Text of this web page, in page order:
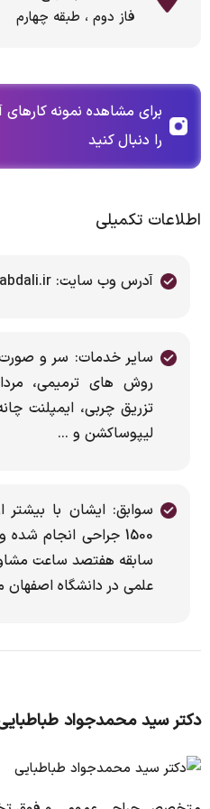
فاز دوم ، طبقه چهارم
برای مشاهده نمونه کارهای
را دنبال کنید
اطلاعات تکمیلی
آدرس وب سایت: www.drhosseinabdali.ir
سایر خدمات: سر و
روش های ترمیمی،
تزریق چربی، ایمپلنت
لیپوساکشن و ...
1500 جراحی انجام
سابقه هفتصد ساعت
علمی در دانشگاه
دکتر سید محمدجواد